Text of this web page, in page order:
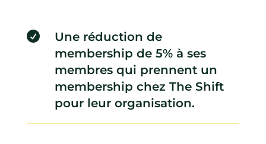

Une réduction de
membership de 5% à ses
membres qui prennent un
membership chez The Shift
pour leur organisation.